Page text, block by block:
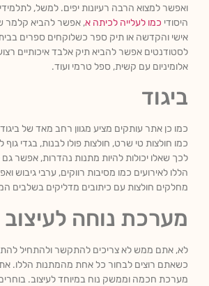
ואפשר למצוא הרבה רעיונות יפים. למשל,
היסודי כמו לעלייה לכיתה א, אפשר להביא קלמר
אישי והקדשה או תיק ספר כשלוקחים ספרים
לסטודנטים אפשר להביא תיק אלבד איכותיים
אלומיניום עם קשית, ספל טרמי ועוד.
ביגוד
כמו כן אתר עותקים מציע מגוון רחב מאד של
כמו חולצות טי שרט, חולצות פולו לבנות, בגדי גוף
לכך שאלו יכולות להיות מתנות נהדרות, אפשר
הללו לאירועים כמו מסיבות רווקים, ערבי גיבוש
מחלקים חולצות עם כיתובים מדליקים בשלבים
מערכת נוחה לעיצוב
לא, אתם ממש לא צריכים להתקשר ולהתחיל
כשאתם רוצים לבחור כל אחת מהמתנות הללו.
מערכת חכמה וממשק נוח במיוחד לעיצוב.